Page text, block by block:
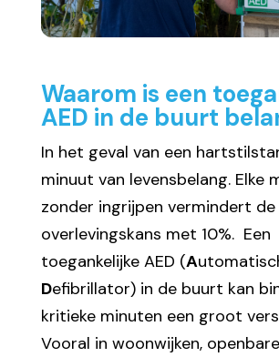
Waarom is een
AED in de buurt
In het geval van een
minuut van levensbelang. Elke
zonder ingrijpen vermindert de
overlevingskans met 10%. Een
toegankelijke AED (A
Defibrillator) in de buurt kan
kritieke minuten een groot
Vooral in woonwijken,